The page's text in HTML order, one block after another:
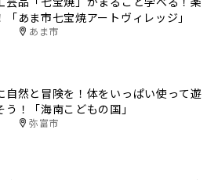
「あま市七宝焼アートヴィレッジ」
あま市
自然と冒険を！体をいっぱい使って遊
う！「海南こどもの国」
弥富市